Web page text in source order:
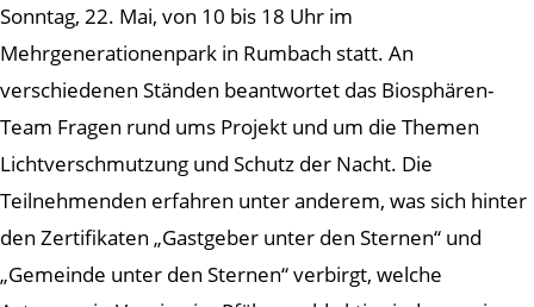
Sonntag, 22. Mai, von 10 bis 18 Uhr im
Mehrgenerationenpark in Rumbach statt. An
verschiedenen Ständen beantwortet das Biosphären-
Team Fragen rund ums Projekt und um die Themen
Lichtverschmutzung und Schutz der Nacht. Die
Teilnehmenden erfahren unter anderem, was sich hinter
den Zertifikaten „Gastgeber unter den Sternen“ und
„Gemeinde unter den Sternen“ verbirgt, welche